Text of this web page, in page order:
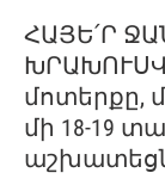
ՀԱՅԵ՛Ր
մոտերքը,
մի 18-19